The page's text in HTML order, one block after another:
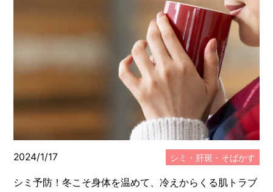
2024/1/17 シミ・肝斑・そばかす
シミ予防！冬こそ身体を温めて、冷えからくる肌トラブ